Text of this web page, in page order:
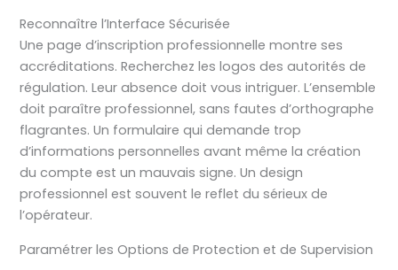
Reconnaître l’Interface Sécurisée
Une page d’inscription professionnelle montre ses
accréditations. Recherchez les logos des autorités de
régulation. Leur absence doit vous intriguer. L’ensemble
doit paraître professionnel, sans fautes d’orthographe
flagrantes. Un formulaire qui demande trop
d’informations personnelles avant même la création
du compte est un mauvais signe. Un design
professionnel est souvent le reflet du sérieux de
l’opérateur.
Paramétrer les Options de Protection et de Supervision